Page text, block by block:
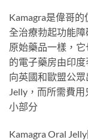
Kamagra是偉哥
全治療勃起功能
原始藥品一樣，
的電子藥房由印
向英國和歐盟公
Jelly，而所需費
小部分
Kamagra Oral